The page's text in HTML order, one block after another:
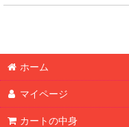
ホーム
マイページ
カートの中身